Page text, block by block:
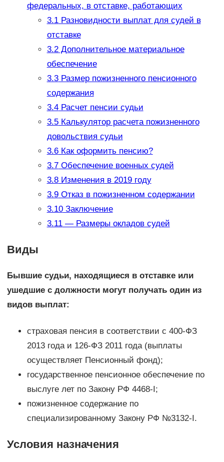
федеральных, в отставке, работающих
3.1Разновидности выплат для судей в
отставке
3.2Дополнительное материальное
обеспечение
3.3Размер пожизненного пенсионного
содержания
3.4Расчет пенсии судьи
3.5Калькулятор расчета пожизненного
довольствия судьи
3.6Как оформить пенсию?
3.7Обеспечение военных судей
3.8Изменения в 2019 году
3.9Отказ в пожизненном содержании
3.10Заключение
3.11— Размеры окладов судей
Виды
Бывшие судьи, находящиеся в отставке или
ушедшие с должности могут получать один из
видов выплат:
страховая пенсия в соответствии с 400-ФЗ
2013 года и 126-ФЗ 2011 года (выплаты
осуществляет Пенсионный фонд);
государственное пенсионное обеспечение по
выслуге лет по Закону РФ 4468-I;
пожизненное содержание по
специализированному Закону РФ №3132-I.
Условия назначения